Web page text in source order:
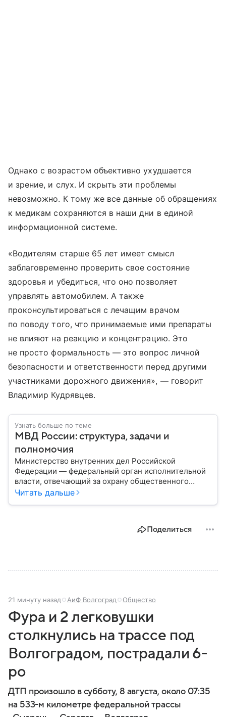
Однако с возрастом объективно ухудшается
и зрение, и слух. И скрыть эти проблемы
невозможно. К тому же все данные об обращениях
к медикам сохраняются в наши дни в единой
информационной системе.
«Водителям старше 65 лет имеет смысл
заблаговременно проверить свое состояние
здоровья и убедиться, что оно позволяет
управлять автомобилем. А также
проконсультироваться с лечащим врачом
по поводу того, что принимаемые ими препараты
не влияют на реакцию и концентрацию. Это
не просто формальность — это вопрос личной
безопасности и ответственности перед другими
участниками дорожного движения», — говорит
Владимир Кудрявцев.
Узнать больше по теме
МВД России: структура, задачи и
полномочия
Министерство внутренних дел Российской
Федерации — федеральный орган исполнительной
власти, отвечающий за охрану общественного
порядка, борьбу с преступностью, обеспечение
России, какие задачи выполняет министерство, как
Читать дальше
Поделиться
21 минуту назад АиФ Волгоград Общество
Фура и 2 легковушки
столкнулись на трассе под
Волгоградом, пострадали 6-
ро
ДТП произошло в субботу, 8 августа, около 07:35
на 533-м километре федеральной трассы